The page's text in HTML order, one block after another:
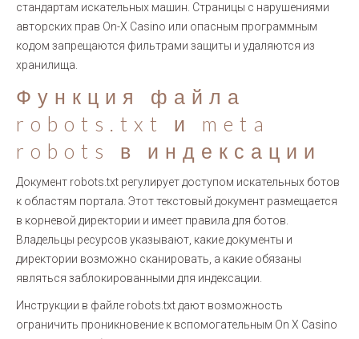
стандартам искательных машин. Страницы с нарушениями
авторских прав On-X Casino или опасным программным
кодом запрещаются фильтрами защиты и удаляются из
хранилища.
Функция файла
robots.txt и meta
robots в индексации
Документ robots.txt регулирует доступом искательных ботов
к областям портала. Этот текстовый документ размещается
в корневой директории и имеет правила для ботов.
Владельцы ресурсов указывают, какие документы и
директории возможно сканировать, а какие обязаны
являться заблокированными для индексации.
Инструкции в файле robots.txt дают возможность
ограничить проникновение к вспомогательным On X Casino